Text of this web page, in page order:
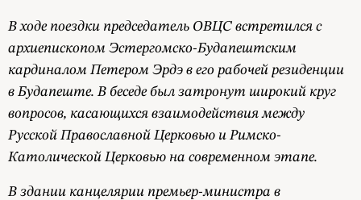
В ходе поездки председатель ОВЦС встретился с
архиепископом Эстергомско-Будапештским
кардиналом Петером Эрдэ в его рабочей резиденции
в Будапеште. В беседе был затронут широкий круг
вопросов, касающихся взаимодействия между
Русской Православной Церковью и Римско-
Католической Церковью на современном этапе.
В здании канцелярии премьер-министра в